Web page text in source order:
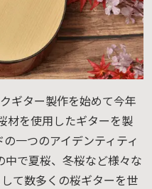
ギター製作を始めて今年
材を使用したギターを製
一つのアイデンティティ
中で夏桜、冬桜など様々な
て数多くの桜ギターを世